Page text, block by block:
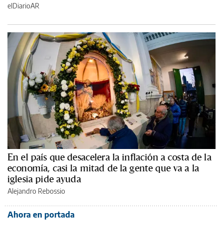
elDiarioAR
En el país que desacelera la inflación a costa de la
economía, casi la mitad de la gente que va a la
iglesia pide ayuda
Alejandro Rebossio
Ahora en portada